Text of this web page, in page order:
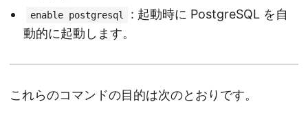
enable postgresql
: 起動時に PostgreSQL を自
動的に起動します。
これらのコマンドの目的は次のとおりです。